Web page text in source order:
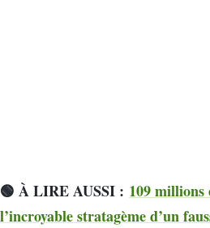
🟢 À LIRE AUSSI : 109
l’incroyable stratagème d’un